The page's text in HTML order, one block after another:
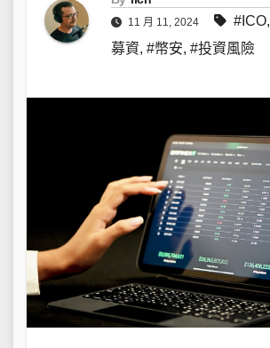
11 月 11, 2024 #ICO,
募資, #幣安, #投資風險